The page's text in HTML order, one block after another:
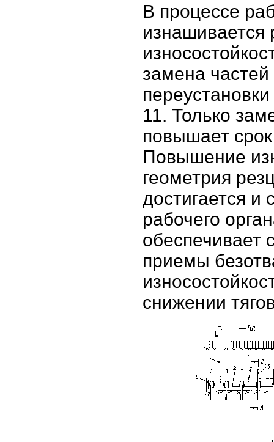
В процессе
замена
11. Только
повышает
Повышение
геометрия
достигается и
рабочего
обеспечивает
приемы
снижении